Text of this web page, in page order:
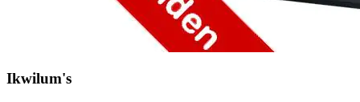
Ikwilum's